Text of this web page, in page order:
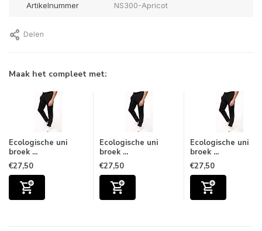
Artikelnummer NS300-Apricot
Delen
Maak het compleet met:
Ecologische uni
broek ...
€27,50
Ecologische uni
broek ...
€27,50
Ecologische uni
broek ...
€27,50